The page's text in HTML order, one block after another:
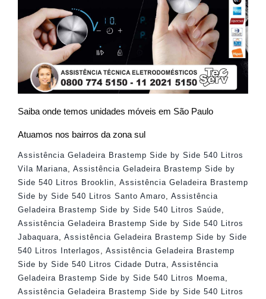
Saiba onde temos unidades móveis em São Paulo
Atuamos nos bairros da zona sul
Assistência Geladeira Brastemp Side by Side 540 Litros
Vila Mariana
Assistência Geladeira Brastemp Side by
Side 540 Litros Brooklin
Assistência Geladeira Brastemp
Side by Side 540 Litros Santo Amaro
Assistência
Geladeira Brastemp Side by Side 540 Litros Saúde
Assistência Geladeira Brastemp Side by Side 540 Litros
Jabaquara
Assistência Geladeira Brastemp Side by Side
540 Litros Interlagos
Assistência Geladeira Brastemp
Side by Side 540 Litros Cidade Dutra
Assistência
Geladeira Brastemp Side by Side 540 Litros Moema
Assistência Geladeira Brastemp Side by Side 540 Litros